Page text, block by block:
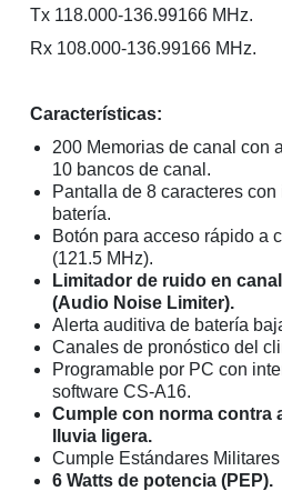
Tx 118.000-136.99166 MHz.
Rx 108.000-136.99166 MHz.
Características:
200 Memorias de canal con
10 bancos de canal.
Pantalla de 8 caracteres
batería.
Botón para acceso rápido a
(121.5 MHz).
Limitador de ruido en
(Audio Noise Limiter).
Alerta auditiva de batería
Canales de pronóstico del
Programable por PC con
software CS-A16.
Cumple con norma contra
lluvia ligera.
Cumple Estándares
6 Watts de potencia (PEP).